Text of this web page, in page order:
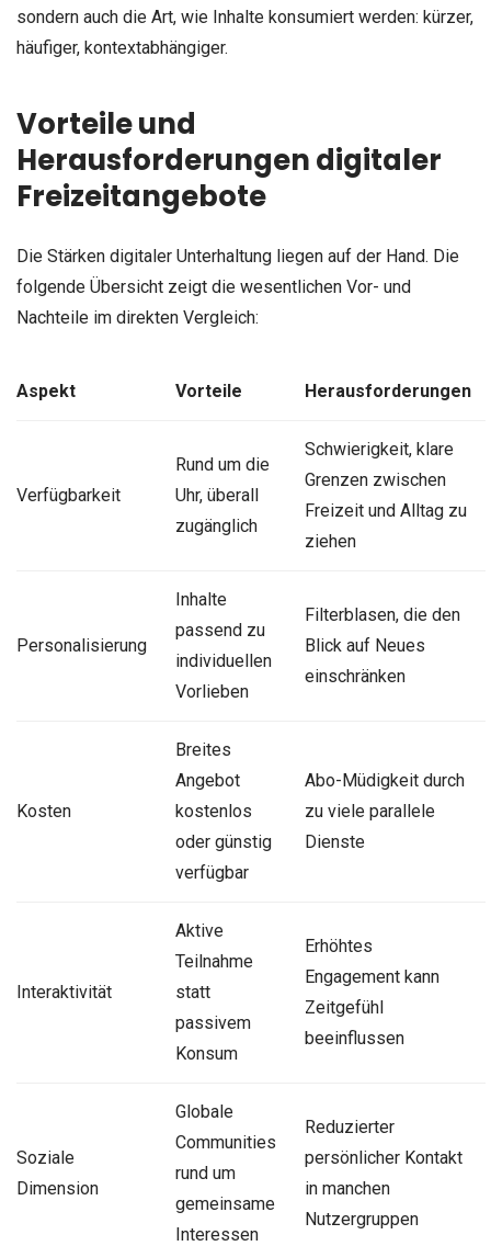
sondern auch die Art, wie Inhalte konsumiert werden: kürzer,
häufiger, kontextabhängiger.
Vorteile und
Herausforderungen digitaler
Freizeitangebote
Die Stärken digitaler Unterhaltung liegen auf der Hand. Die
folgende Übersicht zeigt die wesentlichen Vor- und
Nachteile im direkten Vergleich:
Aspekt Vorteile Herausforderungen
Verfügbarkeit
Rund um die
Uhr, überall
zugänglich
Schwierigkeit, klare
Grenzen zwischen
Freizeit und Alltag zu
ziehen
Personalisierung
Inhalte
passend zu
individuellen
Vorlieben
Filterblasen, die den
Blick auf Neues
einschränken
Kosten
Breites
Angebot
kostenlos
oder günstig
verfügbar
Abo-Müdigkeit durch
zu viele parallele
Dienste
Interaktivität
Aktive
Teilnahme
statt
passivem
Konsum
Erhöhtes
Engagement kann
Zeitgefühl
beeinflussen
Soziale
Dimension
Globale
Communities
rund um
gemeinsame
Interessen
Reduzierter
persönlicher Kontakt
in manchen
Nutzergruppen